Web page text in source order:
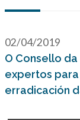
02/04/2019
O Consello
expertos
erradicación